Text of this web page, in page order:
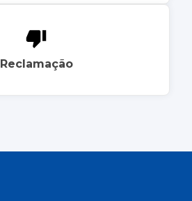
Reclamação